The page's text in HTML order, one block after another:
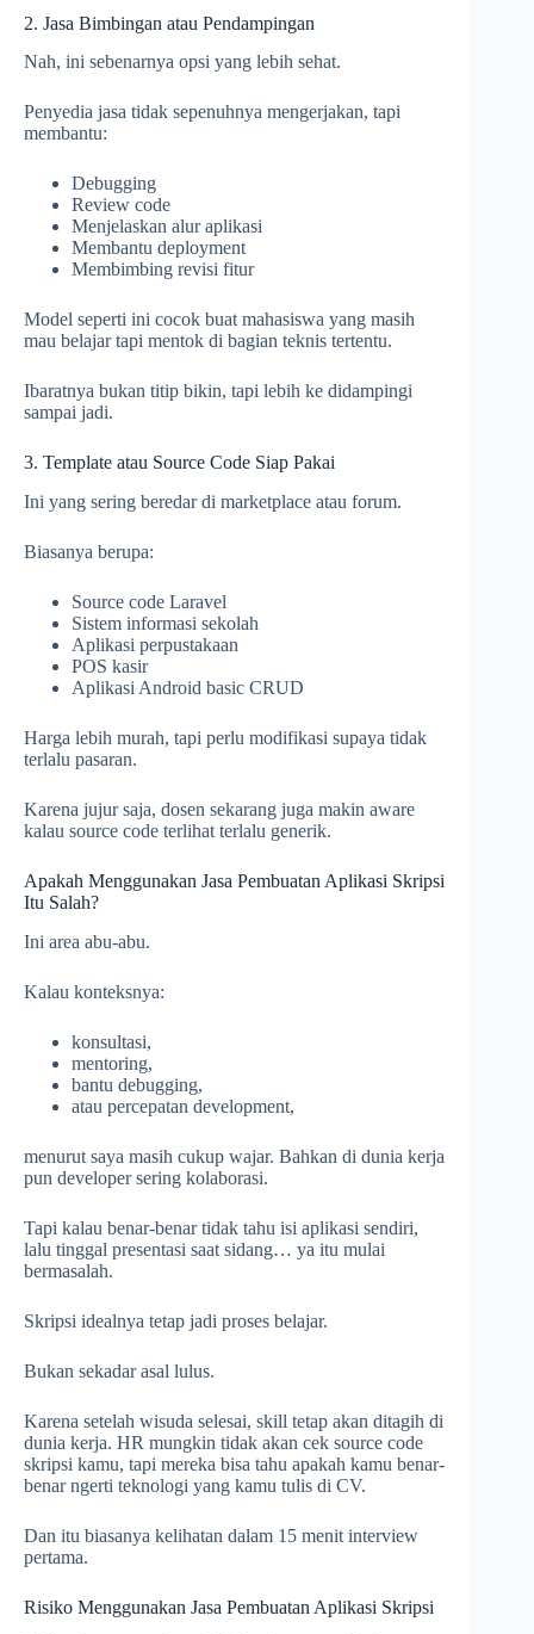
2. Jasa Bimbingan atau Pendampingan
Nah, ini sebenarnya opsi yang lebih sehat.
Penyedia jasa tidak sepenuhnya mengerjakan, tapi
membantu:
Debugging
Review code
Menjelaskan alur aplikasi
Membantu deployment
Membimbing revisi fitur
Model seperti ini cocok buat mahasiswa yang masih
mau belajar tapi mentok di bagian teknis tertentu.
Ibaratnya bukan titip bikin, tapi lebih ke didampingi
sampai jadi.
3. Template atau Source Code Siap Pakai
Ini yang sering beredar di marketplace atau forum.
Biasanya berupa:
Source code Laravel
Sistem informasi sekolah
Aplikasi perpustakaan
POS kasir
Aplikasi Android basic CRUD
Harga lebih murah, tapi perlu modifikasi supaya tidak
terlalu pasaran.
Karena jujur saja, dosen sekarang juga makin aware
kalau source code terlihat terlalu generik.
Apakah Menggunakan Jasa Pembuatan Aplikasi Skripsi
Itu Salah?
Ini area abu-abu.
Kalau konteksnya:
konsultasi,
mentoring,
bantu debugging,
atau percepatan development,
menurut saya masih cukup wajar. Bahkan di dunia kerja
pun developer sering kolaborasi.
Tapi kalau benar-benar tidak tahu isi aplikasi sendiri,
lalu tinggal presentasi saat sidang… ya itu mulai
bermasalah.
Skripsi idealnya tetap jadi proses belajar.
Bukan sekadar asal lulus.
Karena setelah wisuda selesai, skill tetap akan ditagih di
dunia kerja. HR mungkin tidak akan cek source code
skripsi kamu, tapi mereka bisa tahu apakah kamu benar-
benar ngerti teknologi yang kamu tulis di CV.
Dan itu biasanya kelihatan dalam 15 menit interview
pertama.
Risiko Menggunakan Jasa Pembuatan Aplikasi Skripsi